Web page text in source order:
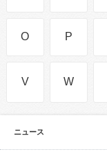
O P
V W
ニュース